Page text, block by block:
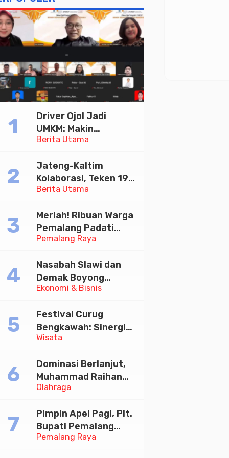
Berita Utama
Driver Ojol Jadi
UMKM: Makin
Sejahtera atau
Diskusi Paramadina
Berita Utama
Jateng-Kaltim
Kolaborasi, Teken 19
Kerja Sama Ekonomi
Pemalang Raya
Meriah! Ribuan Warga
Pemalang Padati
Kirab Festival Kamir
Ekonomi & Bisnis
Nasabah Slawi dan
Demak Boyong
Toyota Innova Zenix
Tabungan Bima Bank
Jateng
Wisata
Festival Curug
Bengkawah: Sinergi
Desa Sikasur dan
Memajukan Wisata
serta UMKM Lokal
Olahraga
Dominasi Berlanjut,
Muhammad Raihan
Fadila Sabet Emas
Taekwondo Indonesia
Open 2026
Pemalang Raya
Pimpin Apel Pagi, Plt.
Bupati Pemalang
Tekankan Disiplin dan